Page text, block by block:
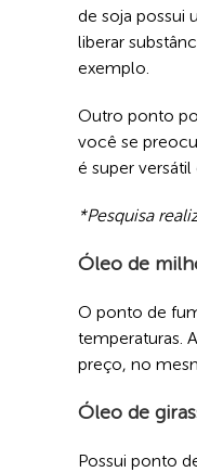
de soja possui
liberar
exemplo.
Outro ponto
você se
é super
*Pesquisa
Óleo de
O ponto de
temperaturas.
preço, no
Óleo de
Possui ponto